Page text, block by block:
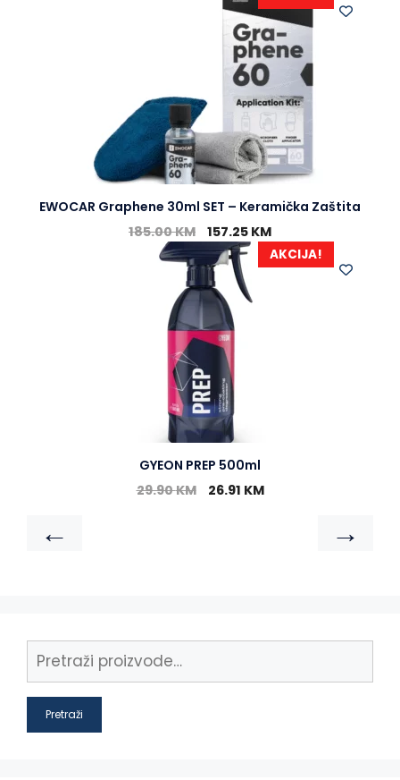
EWOCAR Graphene 30ml SET – Keramička Zaštita
185.00KM 157.25 KM
AKCIJA!
GYEON PREP 500ml
29.90KM 26.91 KM
← →
Pretraži